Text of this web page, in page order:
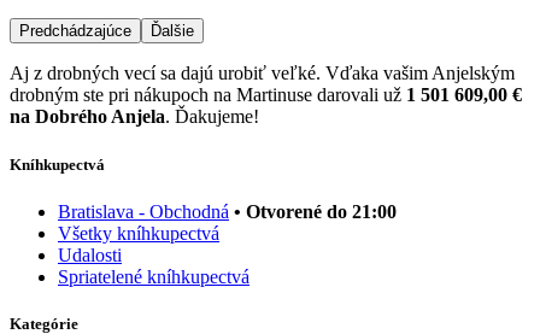
Predchádzajúce Ďalšie
Aj z drobných vecí sa dajú urobiť veľké. Vďaka vašim Anjelským
drobným ste pri nákupoch na Martinuse darovali už 1 501 609,00 €
na Dobrého Anjela. Ďakujeme!
Kníhkupectvá
Bratislava - Obchodná • Otvorené do 21:00
Všetky kníhkupectvá
Udalosti
Spriatelené kníhkupectvá
Kategórie